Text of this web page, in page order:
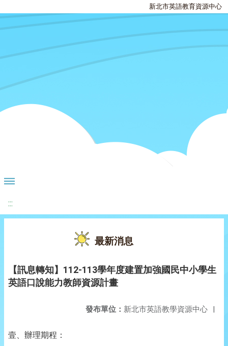
新北市英語教育資源中心
:::
最新消息
【訊息轉知】112-113學年度建置加強國民中小學生
英語口說能力教師資源計畫
發布單位： 新北市英語教學資源中心 |
壹、辦理期程：